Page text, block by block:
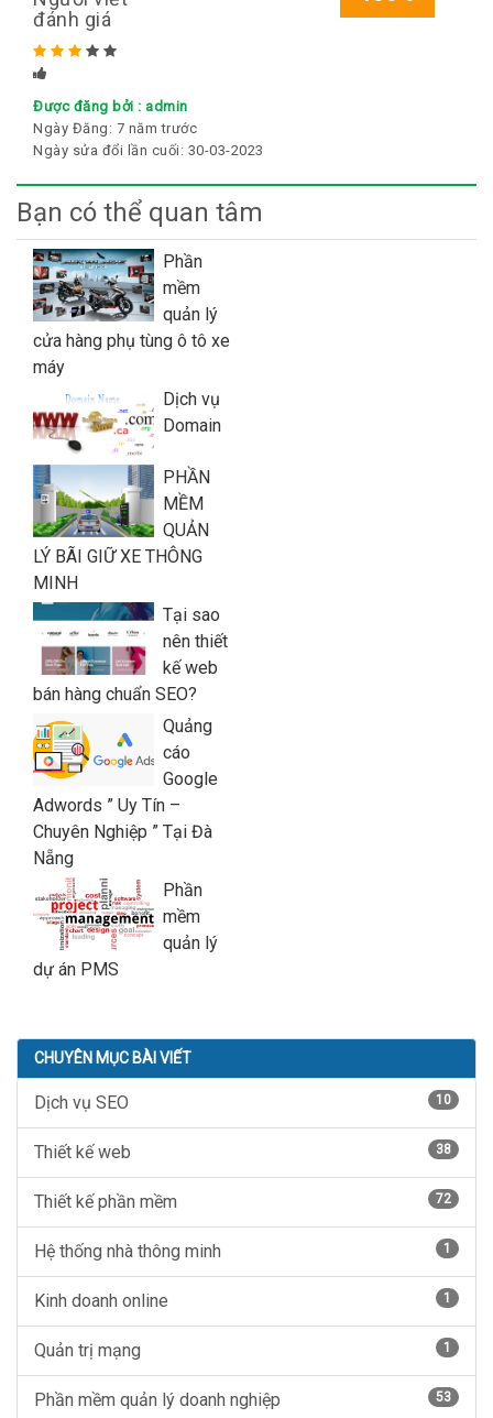
đánh giá
Rated
5
Được đăng bởi : admin
Ngày Đăng: 7 năm trước
Ngày sửa đổi lần cuối: 30-03-2023
Bạn có thể quan tâm
Phần
mềm
quản lý
cửa hàng phụ tùng ô tô xe
máy
Dịch vụ
Domain
PHẦN
MỀM
QUẢN
LÝ BÃI GIỮ XE THÔNG
MINH
Tại sao
nên thiết
kế web
bán hàng chuẩn SEO?
Quảng
cáo
Google
Adwords ” Uy Tín –
Chuyên Nghiệp ” Tại Đà
Nẵng
Phần
mềm
quản lý
dự án PMS
CHUYÊN MỤC BÀI VIẾT
Dịch vụ SEO 10
Thiết kế web 38
Thiết kế phần mềm 72
Hệ thống nhà thông minh 1
Kinh doanh online 1
Quản trị mạng 1
Phần mềm quản lý doanh nghiệp 53